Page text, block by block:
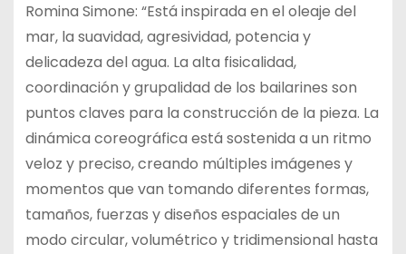
Romina Simone: “Está inspirada en el oleaje del
mar, la suavidad, agresividad, potencia y
delicadeza del agua. La alta fisicalidad,
coordinación y grupalidad de los bailarines son
puntos claves para la construcción de la pieza. La
dinámica coreográfica está sostenida a un ritmo
veloz y preciso, creando múltiples imágenes y
momentos que van tomando diferentes formas,
tamaños, fuerzas y diseños espaciales de un
modo circular, volumétrico y tridimensional hasta